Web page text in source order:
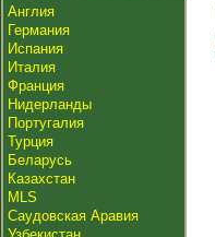
Англия
Германия
Испания
Италия
Франция
Нидерланды
Португалия
Турция
Беларусь
Казахстан
MLS
Саудовская Аравия